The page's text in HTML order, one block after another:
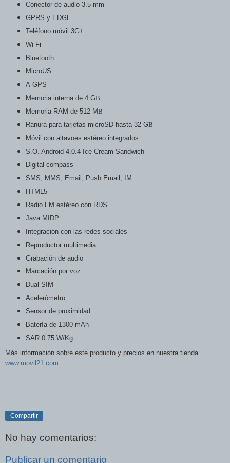
Conector de audio 3.5 mm
GPRS y EDGE
Teléfono móvil 3G+
Wi-Fi
Bluetooth
MicroUS
A-GPS
Memoria interna de 4 GB
Memoria RAM de 512 MB
Ranura para tarjetas microSD hasta 32 GB
Móvil con altavoes estéreo integrados
S.O. Android 4.0.4 Ice Cream Sandwich
Digital compass
SMS, MMS, Email, Push Email, IM
HTML5
Radio FM estéreo con RDS
Java MIDP
Integración con las redes sociales
Reproductor multimedia
Grabación de audio
Marcación por voz
Dual SIM
Acelerómetro
Sensor de proximidad
Batería de 1300 mAh
SAR 0.75 W/Kg
Más información sobre este producto y precios en nuestra tienda
www.movil21.com
Compartir
No hay comentarios:
Publicar un comentario